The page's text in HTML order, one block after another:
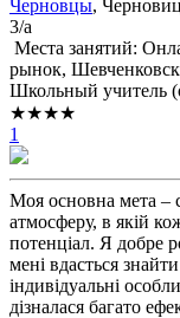
Черновцы,
3/а
Места занятий:
рынок,
Школьный учитель
★★★★
1
Моя основна мета –
атмосферу, в якій
потенціал. Я добре
мені вдасться
індивідуальні
дізналася багато